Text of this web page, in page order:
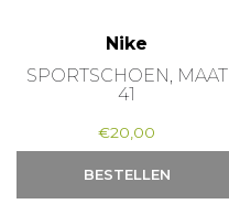
Nike
SPORTSCHOEN, MAAT
41
€20,00
BESTELLEN